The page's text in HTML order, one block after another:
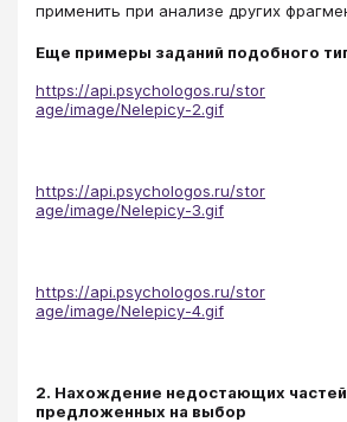
применить при анализе других
Еще примеры заданий подобного
https://api.psychologos.ru/stor
age/image/Nelepicy-2.gif
https://api.psychologos.ru/stor
age/image/Nelepicy-3.gif
https://api.psychologos.ru/stor
age/image/Nelepicy-4.gif
2. Нахождение недостающих частей
предложенных на выбор